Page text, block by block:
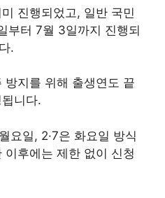
진행되었고, 일반 국민
부터 7월 3일까지 진행되
.
방지를 위해 출생연도 끝
니다.
요일, 2·7은 화요일 방식
이후에는 제한 없이 신청